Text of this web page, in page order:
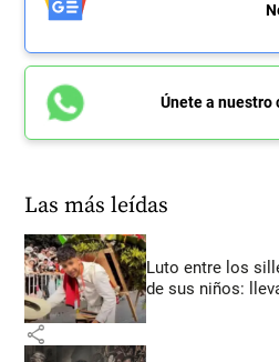
Únete a nuestro
Las más leídas
Luto entre los
de sus niños:
share